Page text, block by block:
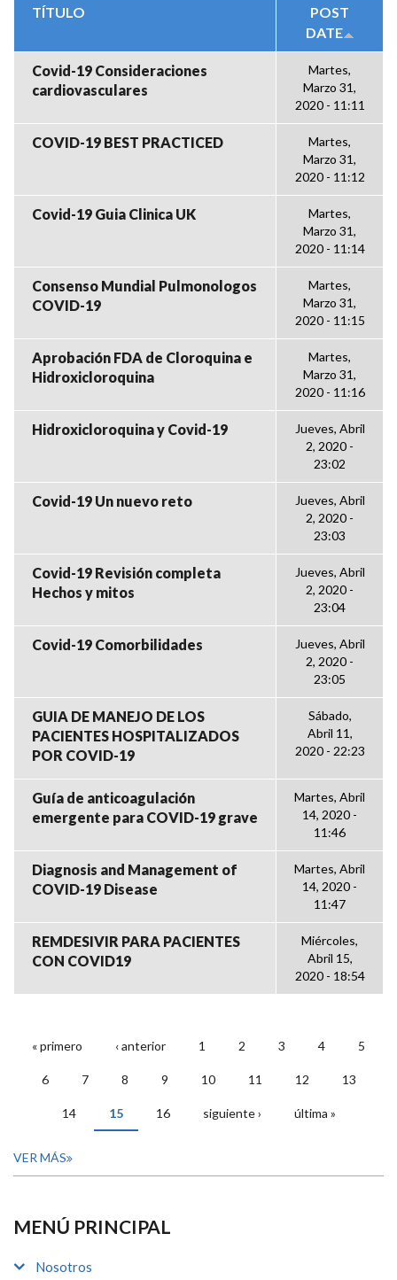
TÍTULO
POST
DATE
Covid-19 Consideraciones
cardiovasculares
Martes,
Marzo 31,
2020 - 11:11
COVID-19 BEST PRACTICED
Martes,
Marzo 31,
2020 - 11:12
Covid-19 Guia Clinica UK
Martes,
Marzo 31,
2020 - 11:14
Consenso Mundial Pulmonologos
COVID-19
Martes,
Marzo 31,
2020 - 11:15
Aprobación FDA de Cloroquina e
Hidroxicloroquina
Martes,
Marzo 31,
2020 - 11:16
Hidroxicloroquina y Covid-19
Jueves, Abril
2, 2020 -
23:02
Covid-19 Un nuevo reto
Jueves, Abril
2, 2020 -
23:03
Covid-19 Revisión completa
Hechos y mitos
Jueves, Abril
2, 2020 -
23:04
Covid-19 Comorbilidades
Jueves, Abril
2, 2020 -
23:05
GUIA DE MANEJO DE LOS
PACIENTES HOSPITALIZADOS
POR COVID-19
Sábado,
Abril 11,
2020 - 22:23
Guía de anticoagulación
emergente para COVID-19 grave
Martes, Abril
14, 2020 -
11:46
Diagnosis and Management of
COVID-19 Disease
Martes, Abril
14, 2020 -
11:47
REMDESIVIR PARA PACIENTES
CON COVID19
Miércoles,
Abril 15,
2020 - 18:54
PÁGINAS
« primero ‹ anterior 1 2 3 4 5
6 7 8 9 10 11 12 13
14 15 16 siguiente › última »
VER MÁS
MENÚ PRINCIPAL
Nosotros